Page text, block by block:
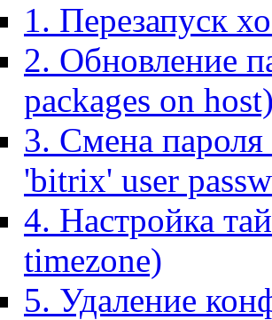
1. Перезапуск
2. Обновление
packages on
3. Смена пароля
'bitrix' user
4. Настройка
timezone)
5. Удаление